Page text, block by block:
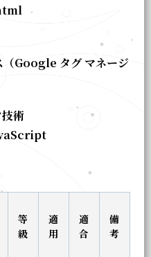
Google タグ マネージ
術
等
級
適
用
適
合
備
考